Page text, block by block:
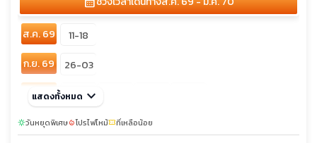
ส.ค. 69
11-18
ก.ย. 69
26-03
ต.ค. 69 02-09
พ.ย. 69
19-26
แสดงทั้งหมด keyboard_arrow_down
sunnyวันหยุดพิเศษlocal_fire_departmentโปรไฟไหม้confirmation_numberที่เหลือน้อย